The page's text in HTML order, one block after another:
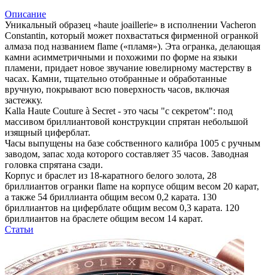
Описание
Уникальный образец «haute joaillerie» в исполнении Vacheron
Constantin, который может похвастаться фирменной огранкой
алмаза под названием flame («пламя»). Эта огранка, делающая
камни асимметричными и похожими по форме на языки
пламени, придает новое звучание ювелирному мастерству в
часах. Камни, тщательно отобранные и обработанные
вручную, покрывают всю поверхность часов, включая
застежку.
Kalla Haute Couture à Secret - это часы "с секретом": под
массивом бриллиантовой конструкции спрятан небольшой
изящный циферблат.
Часы выпущены на базе собственного калибра 1005 с ручным
заводом, запас хода которого составляет 35 часов. Заводная
головка спрятана сзади.
Корпус и браслет из 18-каратного белого золота, 28
бриллиантов огранки flame на корпусе общим весом 20 карат,
а также 54 бриллианта общим весом 0,2 карата. 130
бриллиантов на циферблате общим весом 0,3 карата. 120
бриллиантов на браслете общим весом 14 карат.
Статьи